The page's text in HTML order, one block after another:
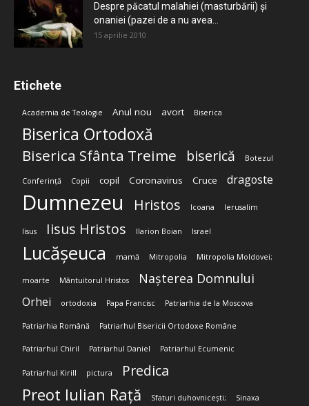
Despre păcatul malahiei (masturbării) şi
onaniei (pazei de a nu avea...
15 aprilie 2010
Etichete
Academia de Teologie Anul nou avort Biserica
Biserica Ortodoxă
Biserica Sfânta Treime biserică Botezul
Conferință Copii copil Coronavirus Cruce dragoste
Dumnezeu Hristos Icoana Ierusalim
Iisus Iisus Hristos Ilarion Boian Israel
Lucășeuca mamă Mitropolia Mitropolia Moldovei;
moarte Mântuitorul Hristos Nașterea Domnului
Orhei ortodoxia Papa Francisc Patriarhia de la Moscova
Patriarhia Română Patriarhul Bisericii Ortodoxe Române
Patriarhul Chiril Patriarhul Daniel Patriarhul Ecumenic
Patriarhul Kirill pictura Predica
Preot Iulian Rață Sfaturi duhovnicești; Sinaxa